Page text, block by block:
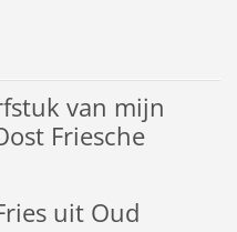
van mijn
Friesche
uit Oud